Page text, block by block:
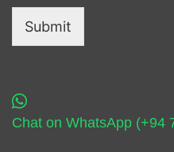
Submit
Chat on WhatsApp (+94